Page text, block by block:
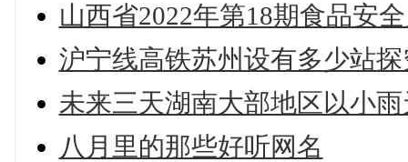
山西省2022年第18期食品安
沪宁线高铁苏州设有多少站探
未来三天湖南大部地区以小
八月里的那些好听网名